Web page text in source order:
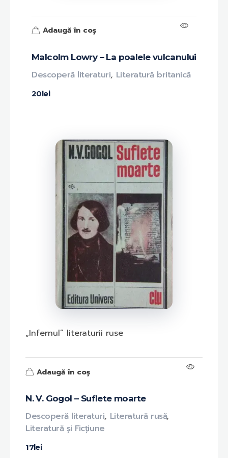
Malcolm Lowry – La poalele vulcanului
20lei
Descoperă literaturi, Literatură britanică
Adaugă în coș
N. V. Gogol – Suflete moarte
17lei
Descoperă literaturi, Literatură rusă,
Literatură și Ficțiune
„Infernul” literaturii ruse
Adaugă în coș